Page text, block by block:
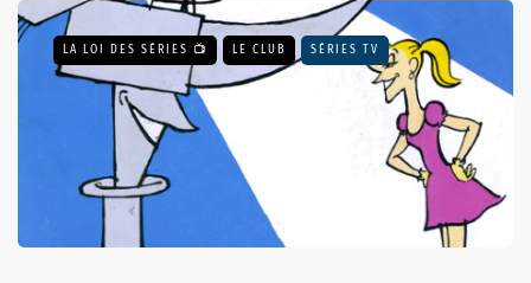
LA LOI DES SÉRIES 📺 LE CLUB SÉRIES TV